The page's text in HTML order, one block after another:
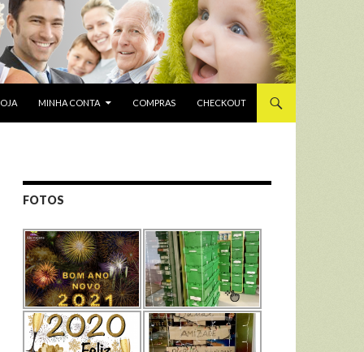
MINHA CONTA COMPRAS CHECKOUT
FOTOS